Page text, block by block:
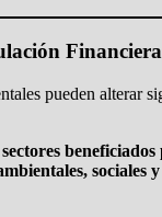
pueden alterar
sociales